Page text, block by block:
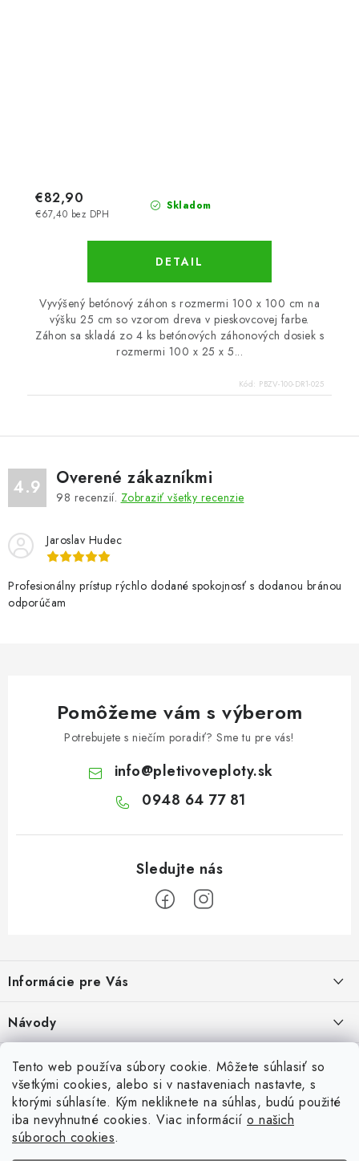
Tento web používa súbory cookie. Môžete súhlasiť so
všetkými cookies, alebo si v nastaveniach nastavte, s
ktorými súhlasíte. Kým nekliknete na súhlas, budú použité
iba nevyhnutné cookies. Viac informácií o našich
súboroch cookies.
Skladom
€67,40 bez DPH
€82,90
DETAIL
Vyvýšený betónový záhon s rozmermi 100 x 100 cm na
výšku 25 cm so vzorom dreva v pieskovcovej farbe.
Záhon sa skladá zo 4 ks betónových záhonových dosiek s
rozmermi 100 x 25 x 5...
Kód: PBZV-100-DR1-025
4.9 Overené zákazníkmi
98 recenzií. Zobraziť všetky recenzie
Jaroslav Hudec
Profesionálny prístup rýchlo dodané spokojnosť s dodanou bránou
odporúčam
Pomôžeme vám s výberom
Potrebujete s niečím poradiť? Sme tu pre vás!
info@pletivoveploty.sk
0948 64 77 81
p
ä
t
Informácie pre Vás
Garancia najnižšej ceny
Obchodné podmienky
Návody
10.9.2024
Návod na osadenie fólie proti burine pod plot
6.9.2023
Overené zákazníkmi
Prijímame online platby
Betónové ploty